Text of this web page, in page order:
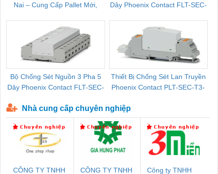
Nai – Cung Cấp Pallet Mới,
Dây Phoenix Contact FLT-SEC-
Bộ Chống Sét Nguồn 3 Pha 5
Dây Phoenix Contact FLT-SEC-
Thiết Bị Chống Sét Lan Truyền
Phoenix Contact PLT-SEC-T3-
Nhà cung cấp chuyên nghiệp
CÔNG TY TNHH
CÔNG TY TNHH
Công ty TNHH